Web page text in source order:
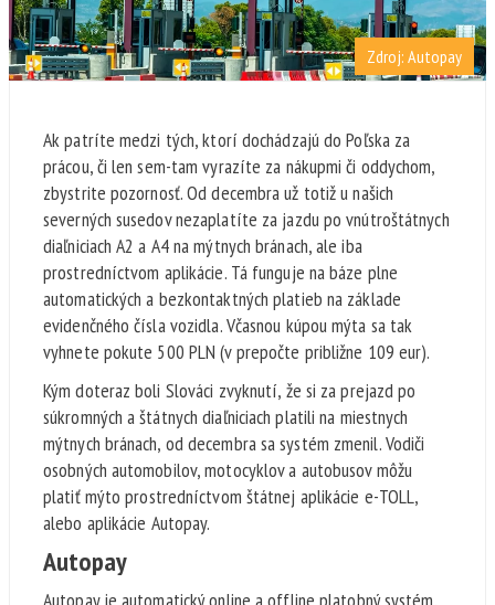
Zdroj: Autopay
Ak patríte medzi tých, ktorí dochádzajú do Poľska za
prácou, či len sem-tam vyrazíte za nákupmi či oddychom,
zbystrite pozornosť. Od decembra už totiž u našich
severných susedov nezaplatíte za jazdu po vnútroštátnych
diaľniciach A2 a A4 na mýtnych bránach, ale iba
prostredníctvom aplikácie. Tá funguje na báze plne
automatických a bezkontaktných platieb na základe
evidenčného čísla vozidla. Včasnou kúpou mýta sa tak
vyhnete pokute 500 PLN (v prepočte približne 109 eur).
Kým doteraz boli Slováci zvyknutí, že si za prejazd po
súkromných a štátnych diaľniciach platili na miestnych
mýtnych bránach, od decembra sa systém zmenil. Vodiči
osobných automobilov, motocyklov a autobusov môžu
platiť mýto prostredníctvom štátnej aplikácie e-TOLL,
alebo aplikácie Autopay.
Autopay
Autopay je automatický online a offline platobný systém.